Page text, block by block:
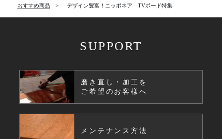
おすすめ商品 デザイン豊富！ニッポネア TVボード特集
SUPPORT
磨き直し・加工を
ご希望のお客様へ
メンテナンス方法